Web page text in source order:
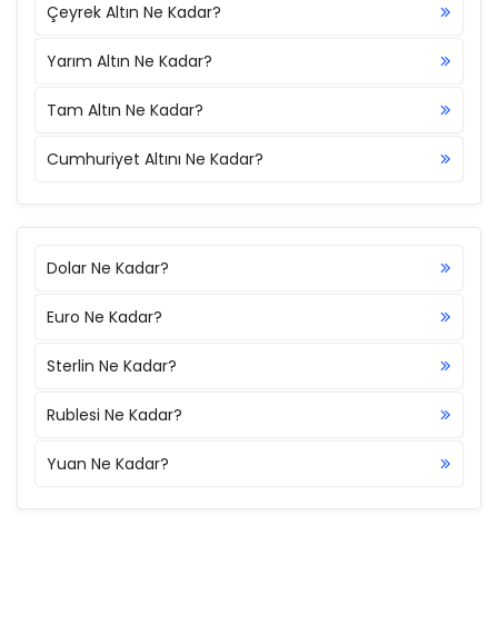
Çeyrek Altın Ne Kadar?
Yarım Altın Ne Kadar?
Tam Altın Ne Kadar?
Cumhuriyet Altını Ne Kadar?
Dolar Ne Kadar?
Euro Ne Kadar?
Sterlin Ne Kadar?
Rublesi Ne Kadar?
Yuan Ne Kadar?